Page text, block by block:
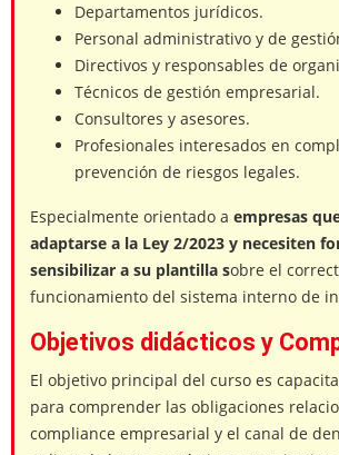
Departamentos jurídicos.
Personal administrativo y de
Directivos y responsables de
Técnicos de gestión empresarial.
Consultores y asesores.
Profesionales interesados en
prevención de riesgos legales.
Especialmente orientado a empresas
adaptarse a la Ley 2/2023 y necesiten
sensibilizar a su plantilla sobre el
funcionamiento del sistema interno de
Objetivos didácticos y
El objetivo principal del curso es
para comprender las obligaciones
compliance empresarial y el canal de